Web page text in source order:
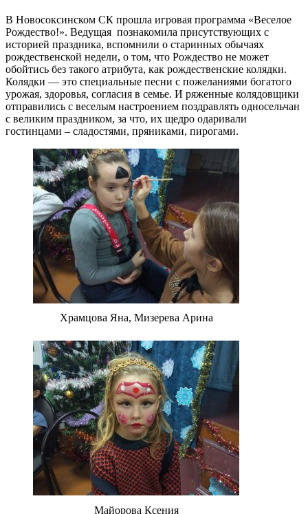
В Новосоксинском СК прошла игровая программа «Веселое
Рождество!». Ведущая познакомила присутствующих с
историей праздника, вспомнили о старинных обычаях
рождественской недели, о том, что Рождество не может
обойтись без такого атрибута, как рождественские колядки.
Колядки — это специальные песни с пожеланиями богатого
урожая, здоровья, согласия в семье. И ряженные колядовщики
отправились с веселым настроением поздравлять односельчан
с великим праздником, за что, их щедро одаривали
гостинцами – сладостями, пряниками, пирогами.
Храмцова Яна, Мизерева Арина
Майорова Ксения